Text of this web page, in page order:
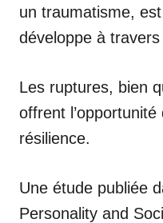
un traumatisme,
développe à travers
Les ruptures, bien
offrent
résilience.
Une étude publiée
Personality and